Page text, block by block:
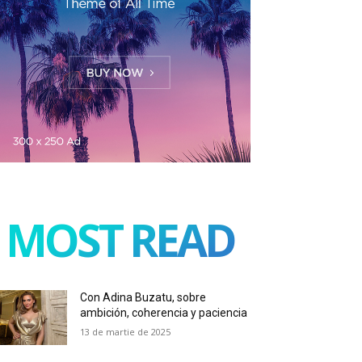
MOST READ
Con Adina Buzatu, sobre
ambición, coherencia y paciencia
13 de martie de 2025